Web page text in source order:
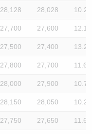
28,128 28,028 10.2
27,700 27,600 12.1
27,500 27,400 13.2
27,800 27,700 11.6
28,000 27,900 10.7
28,150 28,050 10.2
27,750 27,650 11.6